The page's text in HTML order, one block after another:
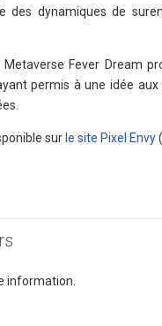
des dynamiques de
Fever Dream
permis à une idée
sur le site Pixel Envy
information.